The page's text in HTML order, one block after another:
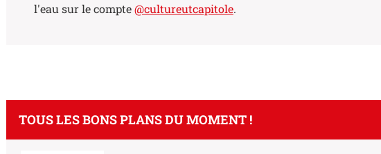
l'eau sur le compte@cultureutcapitole.
TOUS LES BONS PLANS DU MOMENT !